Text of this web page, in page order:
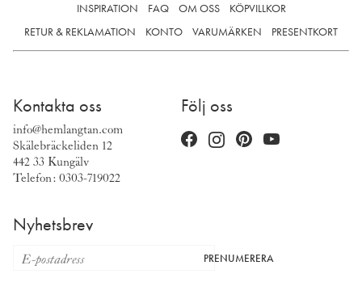
INSPIRATION FAQ OM OSS
KÖPVILLKOR
RETUR & REKLAMATION
KONTO VARUMÄRKEN PRESENTKORT
Kontakta oss
info@hemlangtan.com
Skälebräckeliden 12
442 33 Kungälv
Telefon: 0303-719022
Följ oss
Nyhetsbrev
PRENUMERERA